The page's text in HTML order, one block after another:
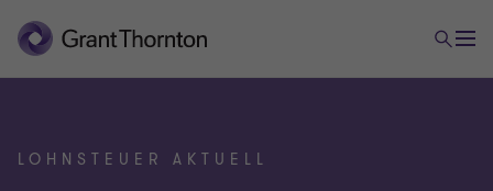
LOHNSTEUER AKTUELL